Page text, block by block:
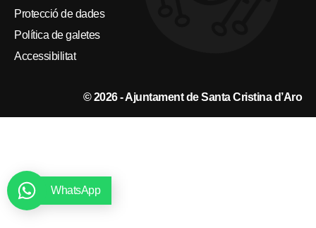
Protecció de dades
Política de galetes
Accessibilitat
© 2026 - Ajuntament de Santa Cristina d’Aro
WhatsApp